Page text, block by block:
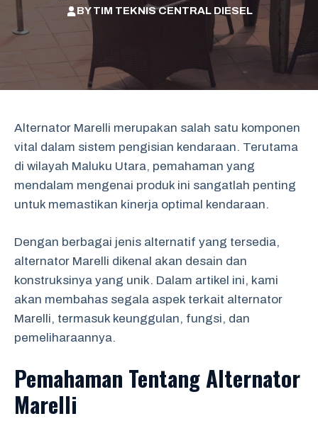
BYTIM TEKNIS CENTRAL DIESEL
Alternator Marelli merupakan salah satu komponen
vital dalam sistem pengisian kendaraan. Terutama
di wilayah Maluku Utara, pemahaman yang
mendalam mengenai produk ini sangatlah penting
untuk memastikan kinerja optimal kendaraan.
Dengan berbagai jenis alternatif yang tersedia,
alternator Marelli dikenal akan desain dan
konstruksinya yang unik. Dalam artikel ini, kami
akan membahas segala aspek terkait alternator
Marelli, termasuk keunggulan, fungsi, dan
pemeliharaannya.
Pemahaman Tentang Alternator
Marelli